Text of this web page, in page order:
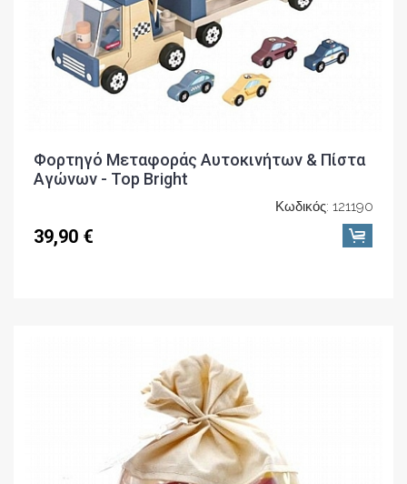
Φορτηγό Μεταφοράς Αυτοκινήτων & Πίστα
Αγώνων - Top Bright
Κωδικός: 121190
39,90 €